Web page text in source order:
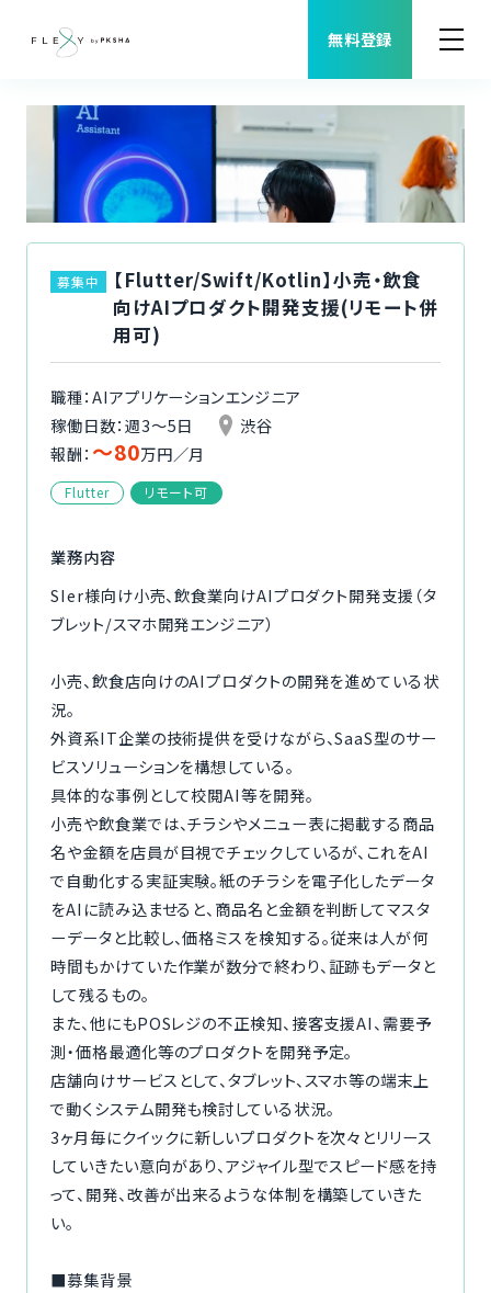
無料登録
案件検索
職種から案件を探す
よくある質問
福利厚生
ご利用者様の声
イベント/マガジン
法人の方
今すぐ無料で登録 ログイン
募集中
【Flutter/Swift/Kotlin】小売・飲食
向けAIプロダクト開発支援(リモート併
用可)
職種：AIアプリケーションエンジニア
稼働日数：週3〜5日
渋谷
報酬： 〜80万円／月
Flutter リモート可
業務内容
SIer様向け小売、飲食業向けAIプロダクト開発支援（タ
ブレット/スマホ開発エンジニア）
小売、飲食店向けのAIプロダクトの開発を進めている状
況。
外資系IT企業の技術提供を受けながら、SaaS型のサー
ビスソリューションを構想している。
具体的な事例として校閲AI等を開発。
小売や飲食業では、チラシやメニュー表に掲載する商品
名や金額を店員が目視でチェックしているが、これをAI
で自動化する実証実験。紙のチラシを電子化したデータ
をAIに読み込ませると、商品名と金額を判断してマスタ
ーデータと比較し、価格ミスを検知する。従来は人が何
時間もかけていた作業が数分で終わり、証跡もデータと
して残るもの。
また、他にもPOSレジの不正検知、接客支援AI、需要予
測・価格最適化等のプロダクトを開発予定。
店舗向けサービスとして、タブレット、スマホ等の端末上
で動くシステム開発も検討している状況。
3ヶ月毎にクイックに新しいプロダクトを次々とリリース
していきたい意向があり、アジャイル型でスピード感を持
って、開発、改善が出来るような体制を構築していきた
い。
■募集背景